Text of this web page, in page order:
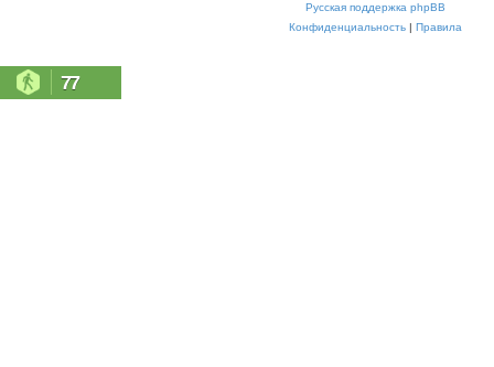
Русская поддержка phpBB
Конфиденциальность | Правила
77